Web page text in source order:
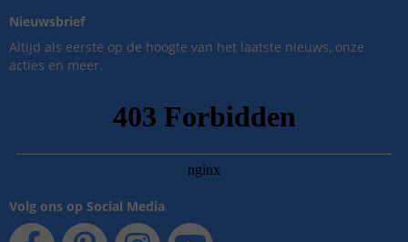
Nieuwsbrief
Altijd als eerste op de hoogte van het laatste nieuws, onze
acties en meer.
Volg ons op Social Media